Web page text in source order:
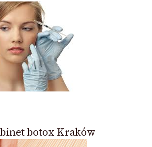
botox Kraków